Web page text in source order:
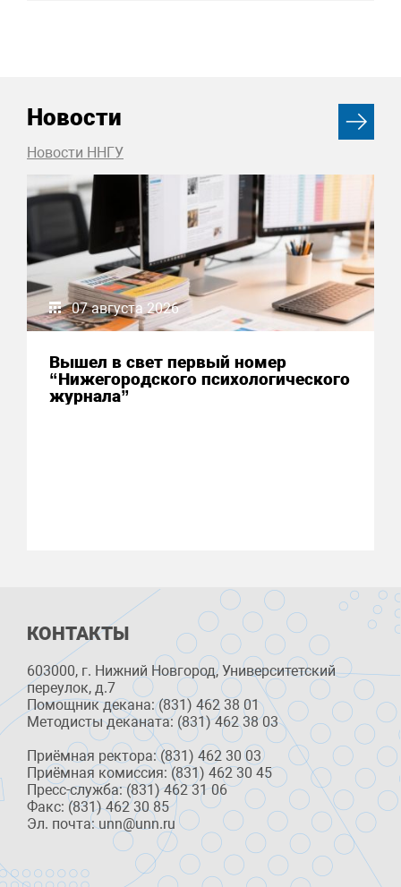
Новости
Новости ННГУ
07 августа 2026
Вышел в свет первый номер
“Нижегородского психологического
журнала”
КОНТАКТЫ
603000, г. Нижний Новгород, Университетский
переулок, д.7
Помощник декана: (831) 462 38 01
Методисты деканата: (831) 462 38 03
Приёмная ректора: (831) 462 30 03
Приёмная комиссия: (831) 462 30 45
Пресс-служба: (831) 462 31 06
Факс: (831) 462 30 85
Эл. почта: unn@unn.ru